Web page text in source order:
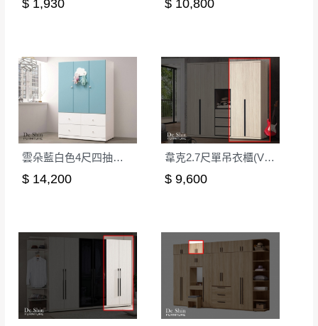
或停止運送服務。
遇百貨周年慶期間，恕暫停百貨公司相關運送 》
無回收家具服務，若需回收家俱可聯絡當地請清潔隊
回收,免付費清運專線：0800-085-717
有商品一年保固之服務。
▪️訂單成立時請儘速於三日內完成付款，
殺價，商品均已最低價格售出
，且在特定時日會給
予折扣，請密切注意。
▪️三日內若未接獲您的匯款或轉帳通知，商品將不
予保留(訂單自動取消)。
▪️無回收家具服務，若需回收家具可聯絡當地請清
$ 1,930 $ 10,800
雲朵藍白色4尺四抽衣櫃(251)
$ 14,200
韋克2.7尺單吊衣櫃(V07)
$ 9,600